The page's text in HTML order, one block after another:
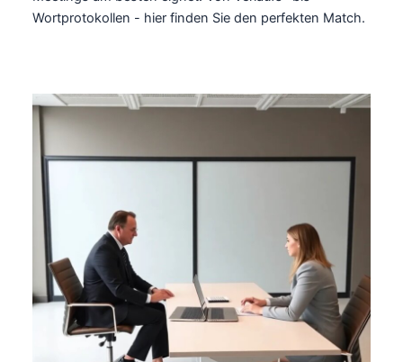
Wortprotokollen - hier finden Sie den perfekten Match.